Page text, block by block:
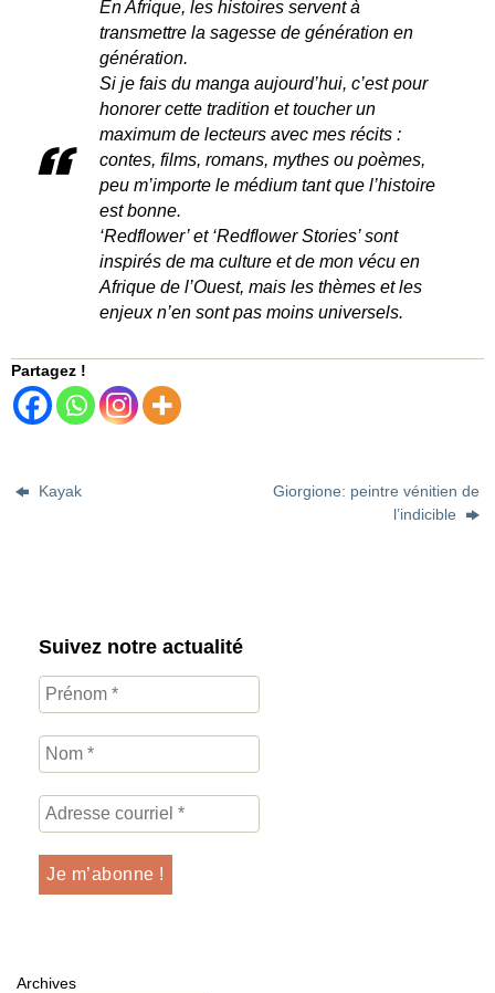
En Afrique, les histoires servent à
transmettre la sagesse de génération en
génération.
Si je fais du manga aujourd’hui, c’est pour
honorer cette tradition et toucher un
maximum de lecteurs avec mes récits :
contes, films, romans, mythes ou poèmes,
peu m’importe le médium tant que l’histoire
est bonne.
‘Redflower’ et ‘Redflower Stories’ sont
inspirés de ma culture et de mon vécu en
Afrique de l’Ouest, mais les thèmes et les
enjeux n’en sont pas moins universels.
Partagez !
Kayak
Giorgione: peintre vénitien de
l’indicible
Suivez notre actualité
Archives